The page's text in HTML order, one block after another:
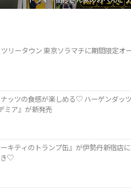
リータウン 東京ソラマチに期間限定オ
ッツの食感が楽しめる♡ ハーゲンダッ
ミア』が新発売
キティのトランプ缶』が伊勢丹新宿店
き♡